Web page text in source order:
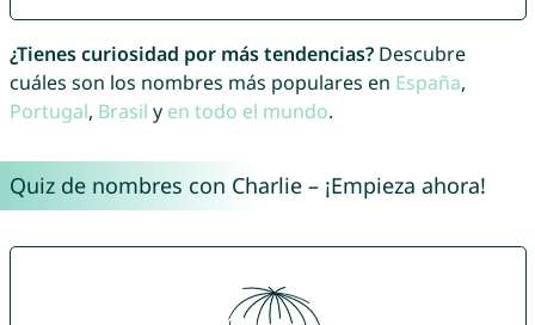
¿Tienes curiosidad por más tendencias?Descubre
cuáles son los nombres más populares en España,
Portugal, Brasil y en todo el mundo.
Quiz de nombres con Charlie – ¡Empieza ahora!